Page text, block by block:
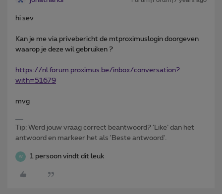
hi sev
Kan je me via privebericht de mtproximuslogin doorgeven
waarop je deze wil gebruiken ?
https://nl.forum.proximus.be/inbox/conversation?
with=51679
mvg
Tip: Werd jouw vraag correct beantwoord? ‘Like’ dan het
antwoord en markeer het als 'Beste antwoord'.
W 1 persoon vindt dit leuk